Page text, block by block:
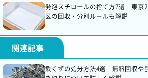
発泡スチロールの捨て方7選｜東京
区の回収・分別ルールも解説
鉄くずの処分方法4選｜無料回収や